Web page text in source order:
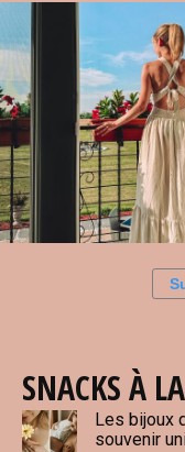
SNACKS À
Les bijoux
souvenir